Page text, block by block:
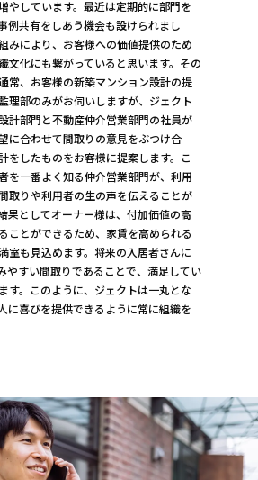
やしています。最近は定期的に部門を
例共有をしあう機会も設けられまし
みにより、お客様への価値提供のため
文化にも繋がっていると思います。その
常、お客様の新築マンション設計の提
理部のみがお伺いしますが、ジェクト
計部門と不動産仲介営業部門の社員が
に合わせて間取りの意見をぶつけ合
をしたものをお客様に提案します。こ
を一番よく知る仲介営業部門が、利用
取りや利用者の生の声を伝えることが
果としてオーナー様は、付加価値の高
ことができるため、家賃を高められる
室も見込めます。将来の入居者さんに
やすい間取りであることで、満足してい
す。このように、ジェクトは一丸とな
に喜びを提供できるように常に組織を